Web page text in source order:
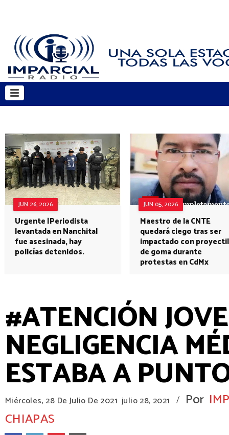
JUN 26, 2026
Urgente |Periodista
levantada en Nanchital
fue asesinada, hay
policías detenidos.
JUN 05, 2026
Maestro de la CNTE
quedará ciego tras ser
impactado con proyectil
de goma durante
protestas en CdMx
#ATENCIÓN
NEGLIGENCIA
ESTABA A
Miércoles, 28 De Julio De 2021 julio 28, 2021 / Por
CHIAPAS